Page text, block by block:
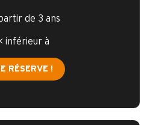
de 3 ans
< inférieur à
RÉSERVE !